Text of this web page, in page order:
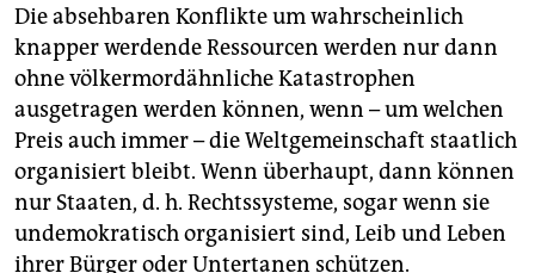
Die absehbaren Konflikte um wahrscheinlich
knapper werdende Ressourcen werden nur dann
ohne völkermordähnliche Katastrophen
ausgetragen werden können, wenn – um welchen
Preis auch immer – die Weltgemeinschaft staatlich
organisiert bleibt. Wenn überhaupt, dann können
nur Staaten, d. h. Rechtssysteme, sogar wenn sie
undemokratisch organisiert sind, Leib und Leben
ihrer Bürger oder Untertanen schützen.